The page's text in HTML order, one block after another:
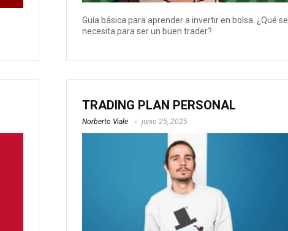
Guía básica para aprender a invertir en bolsa. ¿Qué se
necesita para ser un buen trader?
TRADING PLAN PERSONAL
Norberto Viale junio 25, 2025